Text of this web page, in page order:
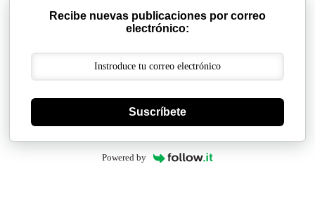
Recibe nuevas publicaciones por correo
electrónico:
Suscríbete
Powered by